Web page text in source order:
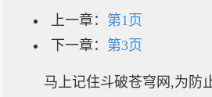
上一章： 第1页
下一章： 第3页
马上记住斗破苍穹网,为防